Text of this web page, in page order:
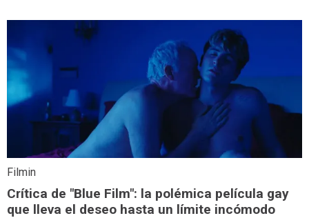
Filmin
Crítica de "Blue Film": la polémica película gay
que lleva el deseo hasta un límite incómodo